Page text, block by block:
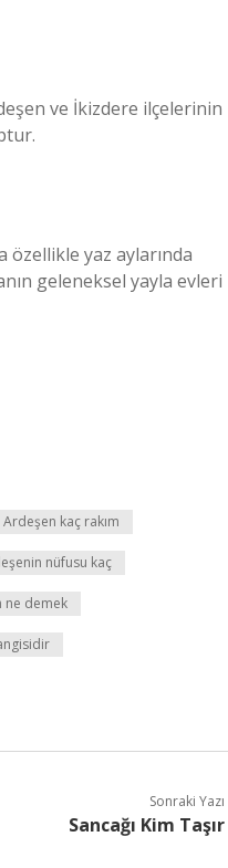
ve İkizdere ilçelerinin
özellikle yaz aylarında
geleneksel yayla evleri
Ardeşen kaç rakım
nüfusu kaç
ne demek
Sonraki Yazı
Sancağı Kim Taşır